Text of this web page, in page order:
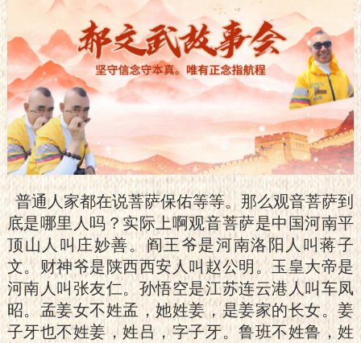
普通人家都在说菩萨保佑等等。那么观音菩萨到
底是哪里人吗？实际上啊观音菩萨是中国河南平
顶山人叫庄妙善。阎王爷是河南洛阳人叫蒋子
文。财神爷是陕西西安人叫赵公明。玉皇大帝是
河南人叫张友仁。孙悟空是江苏连云港人叫车凤
昭。孟姜女不姓孟，她姓姜，是姜家的长女。姜
子牙也不姓姜，姓吕，字子牙。鲁班不姓鲁，姓